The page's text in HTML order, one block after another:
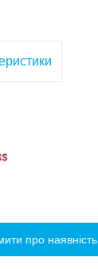
про наявність